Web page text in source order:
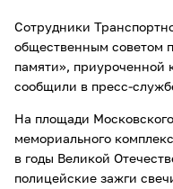
Сотрудники
общественным советом
памяти», приуроченной
сообщили в пресс-
На площади
мемориального
в годы Великой
полицейские зажги